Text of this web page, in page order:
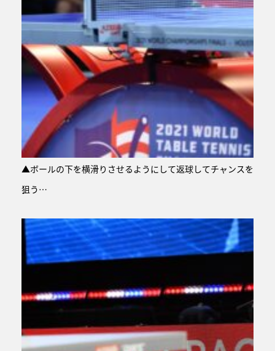
▲ボールの下を横滑りさせるようにして返球してチャンスを
狙う…